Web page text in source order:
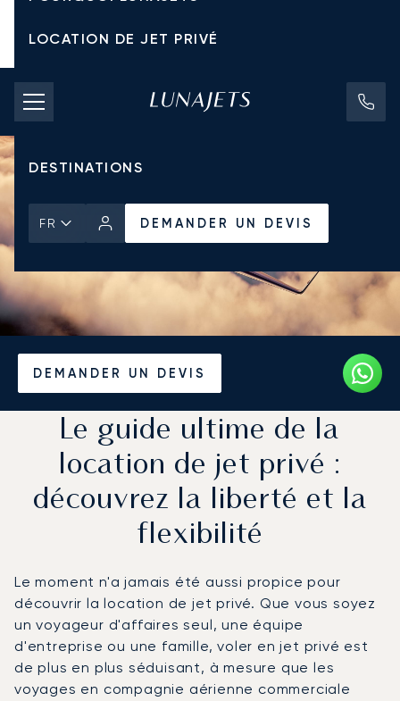
LOCATION DE JET PRIVÉ
TARIFS D'AFFRÈTEMENT
JETS PRIVÉS
DESTINATIONS
FR DEMANDER UN DEVIS
DEMANDER UN DEVIS
Le guide ultime de la
location de jet privé :
découvrez la liberté et la
flexibilité
Le moment n'a jamais été aussi propice pour
découvrir la location de jet privé. Que vous soyez
un voyageur d'affaires seul, une équipe
d'entreprise ou une famille, voler en jet privé est
de plus en plus séduisant, à mesure que les
voyages en compagnie aérienne commerciale